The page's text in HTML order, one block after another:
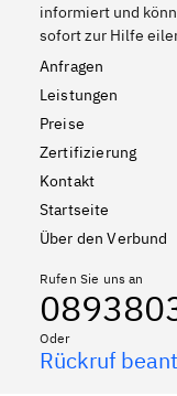
informiert und
sofort zur Hilfe
Anfragen
Leistungen
Preise
Zertifizierung
Kontakt
Startseite
Über den Verbund
Rufen Sie uns an
Oder
Rückruf